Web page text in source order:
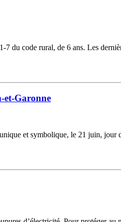
du code rural, de 6 ans. Les
et-Garonne
et symbolique, le 21 juin,